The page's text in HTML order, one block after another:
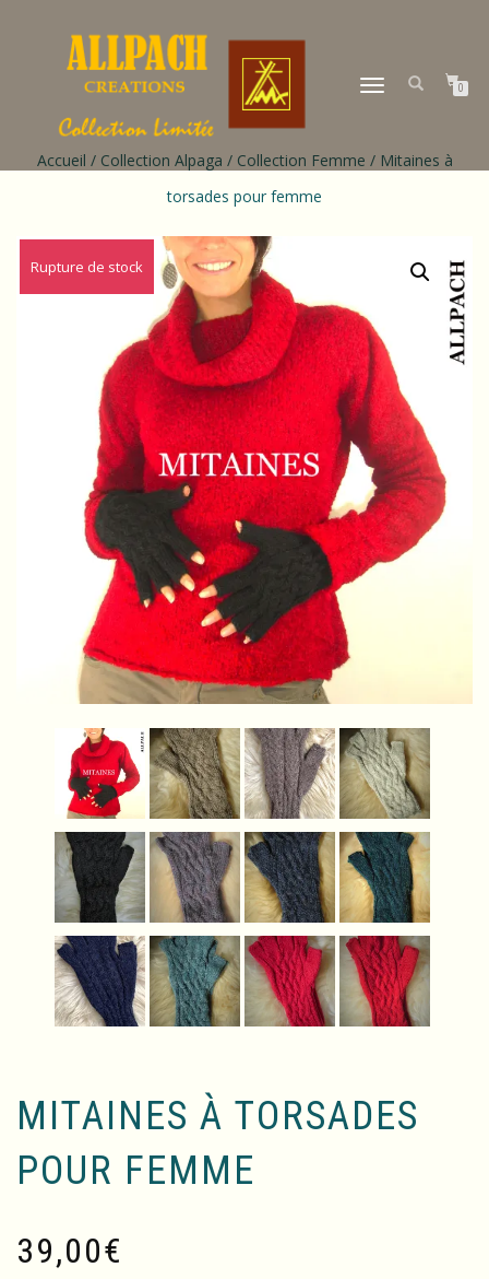
DÉPLIER
0
Accueil / Collection Alpaga / Collection Femme / Mitaines à
torsades pour femme
Rupture de stock
MITAINES À TORSADES
POUR FEMME
39,00€